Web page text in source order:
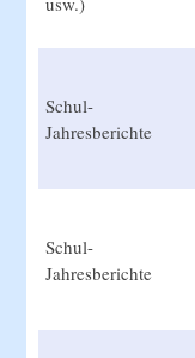
Schul-
Jahresberichte
Schul-
Jahresberichte